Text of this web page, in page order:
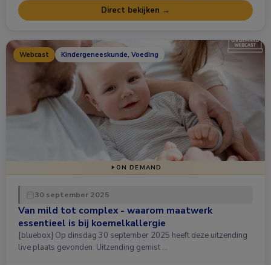
Direct bekijken →
Webcast Kindergeneeskunde, Voeding
ON DEMAND
30 september 2025
Van mild tot complex - waarom maatwerk
essentieel is bij koemelkallergie
[bluebox] Op dinsdag 30 september 2025 heeft deze uitzending
live plaats gevonden. Uitzending gemist …